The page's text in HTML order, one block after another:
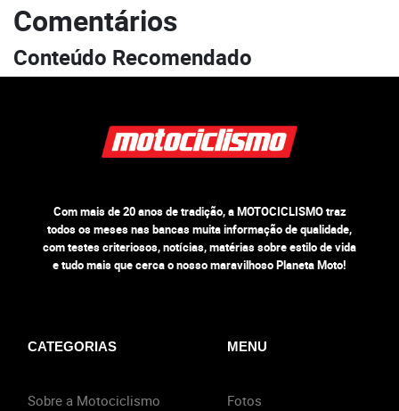
Comentários
Conteúdo Recomendado
Com mais de 20 anos de tradição, a MOTOCICLISMO traz
todos os meses nas bancas muita informação de qualidade,
com testes criteriosos, notícias, matérias sobre estilo de vida
e tudo mais que cerca o nosso maravilhoso Planeta Moto!
CATEGORIAS
Sobre a Motociclismo
MENU
Fotos